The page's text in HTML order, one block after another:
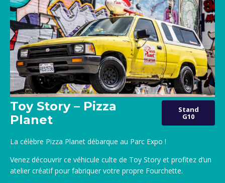
Toy Story – Pizza
Planet
Stand
G10
La célèbre Pizza Planet débarque au Parc Expo !
Venez découvrir ce véhicule culte de Toy Story et profitez d’un
atelier créatif pour fabriquer votre propre Fourchette.